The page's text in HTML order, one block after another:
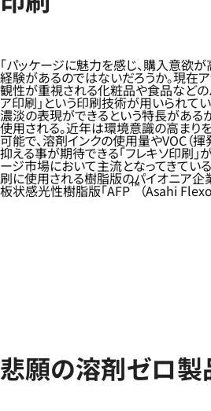
「パッケージに魅力を感じ、購入意欲が
経験があるのではないだろうか。現在
観性が重視される化粧品や食品などの
ア印刷」という印刷技術が用いられて
濃淡の表現ができるという特長がある
使用される。近年は環境意識の高まり
可能で、溶剤インクの使用量やVOC（
抑える事が期待できる「フレキソ印刷」
ージ市場において主流となってきてい
刷に使用される樹脂版のパイオニア企
板状感光性樹脂版「AFP™（Asahi
悲願の溶剤ゼロ製